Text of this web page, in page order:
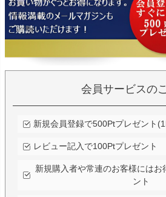
会員サービスの
新規会員登録で500Ptプレゼント
レビュー記入で100Ptプレゼント
新規購入者や常連のお客様には
ント